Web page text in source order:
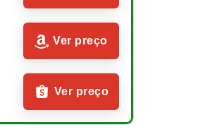
Ver preço
Ver preço